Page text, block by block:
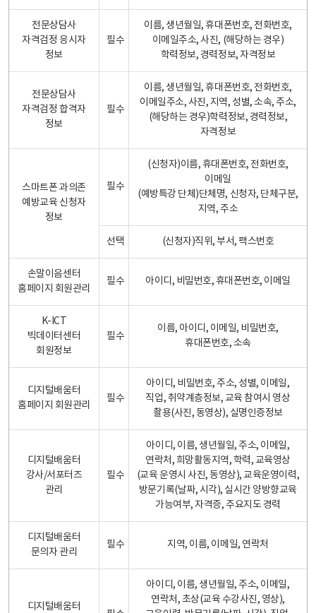
전문상담사
자격검정 응시자
정보
필수
이름, 생년월일, 휴대폰번호, 전화번호,
이메일주소, 사진, (해당하는 경우)
학력정보, 경력정보, 자격정보
전문상담사
자격검정 합격자
정보
필수
이름, 생년월일, 휴대폰번호, 전화번호,
이메일주소, 사진, 지역, 성별, 소속, 주소,
(해당하는 경우)학력정보, 경력정보,
자격정보
스마트폰 과의존
예방교육 신청자
정보
필수
(신청자)이름, 휴대폰번호, 전화번호,
이메일
(예방특강 단체)단체명, 신청자, 단체구분,
지역, 주소
선택 (신청자)직위, 부서, 팩스번호
손말이음센터
홈페이지 회원관리
필수 아이디, 비밀번호, 휴대폰번호, 이메일
K-ICT
빅데이터센터
회원정보
필수
이름, 아이디, 이메일, 비밀번호,
휴대폰번호, 소속
디지털배움터
홈페이지 회원관리
필수
아이디, 비밀번호, 주소, 성별, 이메일,
직업, 취약계층정보, 교육 참여시 영상
촬용(사진, 동영상), 실명인증정보
디지털배움터
강사/서포터즈
관리
필수
아이디, 이름, 생년월일, 주소, 이메일,
연락처, 희망활동지역, 학력, 교육영상
(교육 운영시 사진, 동영상), 교육운영이력,
방문기록(날짜, 시각), 실시간 양방향교육
가능여부, 자격증, 주요지도 경력
디지털배움터
문의자 관리
필수 지역, 이름, 이메일, 연락처
디지털배움터
아이디, 이름, 생년월일, 주소, 이메일,
연락처, 초상(교육 수강사진, 영상),